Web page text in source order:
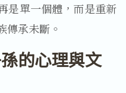
是單一個體，而是重新
傳承未斷。
的心理與文